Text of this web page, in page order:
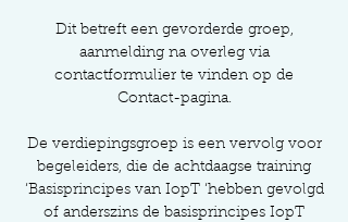
Dit betreft een gevorderde groep,
aanmelding na overleg via
contactformulier te vinden op de
Contact-pagina.
De verdiepingsgroep is een vervolg voor
begeleiders, die de achtdaagse training
‘Basisprincipes van IopT ‘hebben gevolgd
of anderszins de basisprincipes IopT